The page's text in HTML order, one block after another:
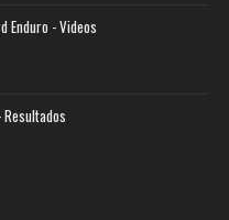
Enduro - Videos
Resultados